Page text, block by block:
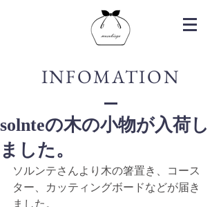
INFOMATION
solnteの木の小物が入荷し
ました。
ソルンテさんより木の箸置き、コース
ター、カッティングボードなどが届き
ました。